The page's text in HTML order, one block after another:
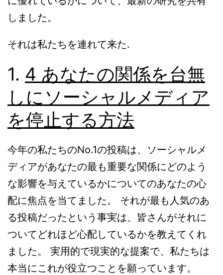
しました。
それは私たちを連れて来た.
1. 4 あなたの関係を台無
しにソーシャルメディア
を停止する方法
今年の私たちのNo.1の投稿は、ソーシャルメ
ディアがあなたの最も重要な関係にどのよう
な影響を与えているかについてのあなたの心
配に焦点を当てました。 それが最も人気のあ
る投稿だったという事実は、皆さんがそれに
ついてどれほど心配しているかを教えてくれ
ました。 実用的で現実的な提案で、私たちは
本当にこれが役立つことを願っています。